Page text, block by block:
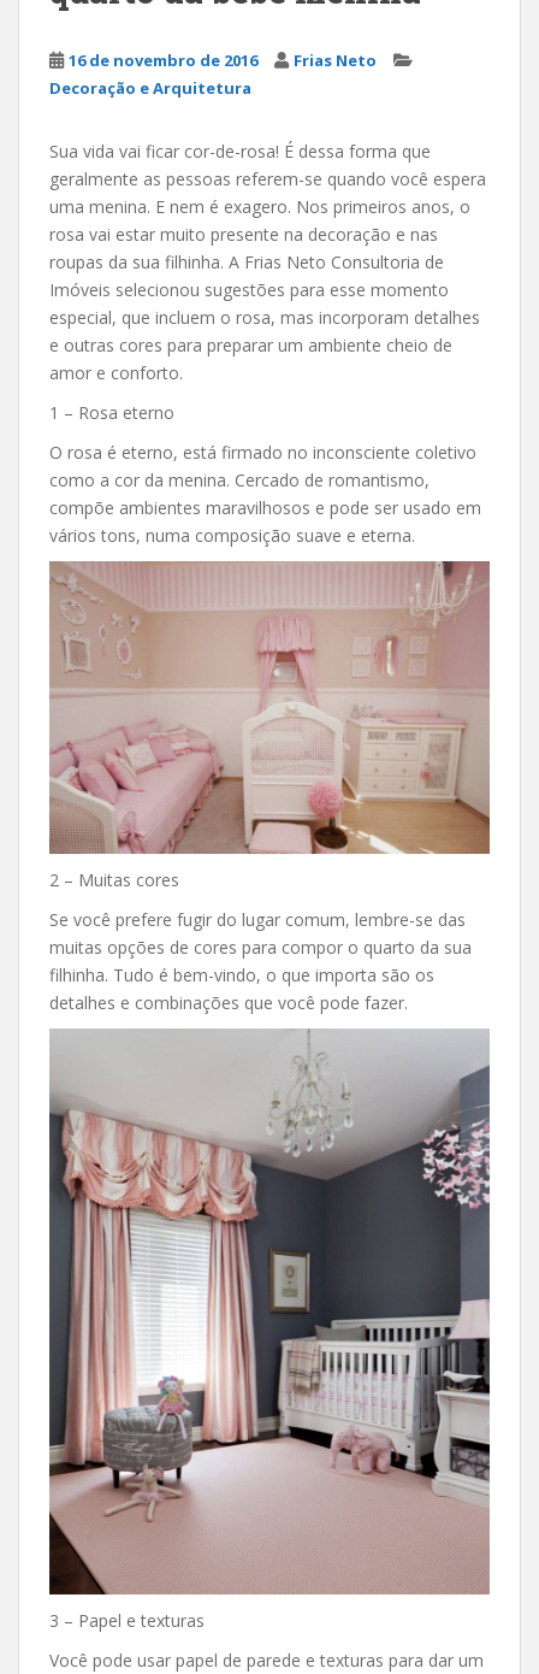
16 de novembro de 2016
Frias Neto
Decoração e Arquitetura
Sua vida vai ficar cor-de-rosa! É dessa forma que
geralmente as pessoas referem-se quando você espera
uma menina. E nem é exagero. Nos primeiros anos, o
rosa vai estar muito presente na decoração e nas
roupas da sua filhinha. A Frias Neto Consultoria de
Imóveis selecionou sugestões para esse momento
especial, que incluem o rosa, mas incorporam detalhes
e outras cores para preparar um ambiente cheio de
amor e conforto.
1 – Rosa eterno
O rosa é eterno, está firmado no inconsciente coletivo
como a cor da menina. Cercado de romantismo,
compõe ambientes maravilhosos e pode ser usado em
vários tons, numa composição suave e eterna.
2 – Muitas cores
Se você prefere fugir do lugar comum, lembre-se das
muitas opções de cores para compor o quarto da sua
filhinha. Tudo é bem-vindo, o que importa são os
detalhes e combinações que você pode fazer.
3 – Papel e texturas
Você pode usar papel de parede e texturas para dar um